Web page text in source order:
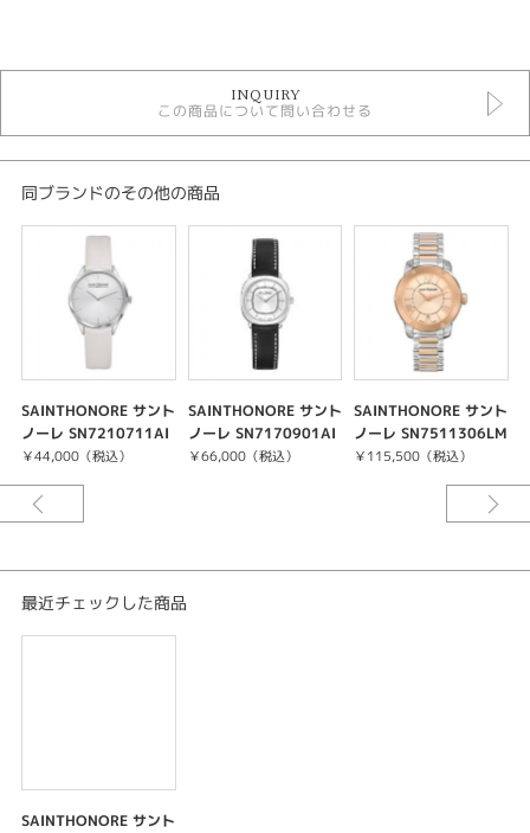
時計
その他文字盤
レディースウォッチ
革ベルト
レディース 腕時計
SAINTHONORE
素材：SS
ムーブメント：クォーツ
ケース径：33mm
１８８５年以来、サントノーレは名高い「パリスタイル」と同意語で、無類
のデザイン的コレクションが特徴的です。
「メイドインフランス」の妥協のない品質、ユニークなエスプリ、高級な素
INQUIRY
この商品について問い合わせる
同ブランドのその他の商品
SAINTHONORE サント
ノーレ SN7210711AI
N
￥44,000（税込）
SAINTHONORE サント
ノーレ SN7170901AI
N
￥66,000（税込）
SAINTHONORE サント
ノーレ SN7511306LM
RR
￥115,500（税込）
最近チェックした商品
SAINTHONORE サント